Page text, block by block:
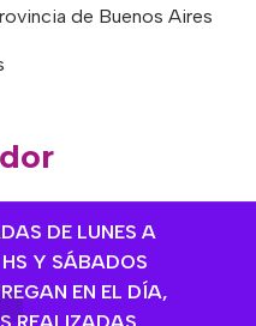
DE LUNES A
HS Y SÁBADOS
EN EL DÍA,
de Buenos Aires
López, Provincia de
/ 16hs a 20hs